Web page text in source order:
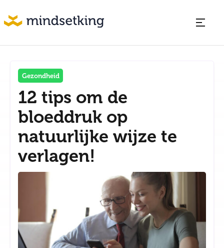
Gezondheid
12 tips om de
bloeddruk op
natuurlijke wijze te
verlagen!